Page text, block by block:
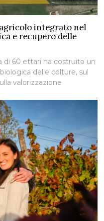
integrato nel
e recupero delle
di 60 ettari ha costruito un
delle colture, sul
valorizzazione